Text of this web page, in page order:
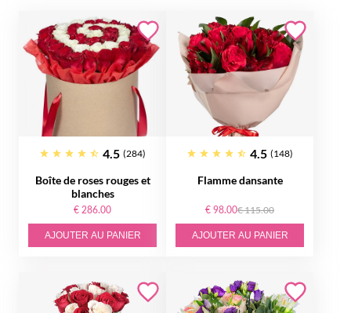
4.5 (284)
Boîte de roses rouges et
blanches
€ 286.00
AJOUTER AU PANIER
4.5 (148)
Flamme dansante
€ 98.00€ 115.00
AJOUTER AU PANIER